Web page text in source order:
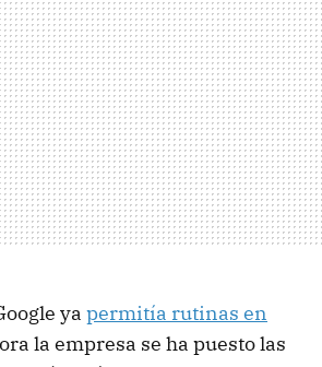
ya permitía rutinas en
la empresa se ha puesto las